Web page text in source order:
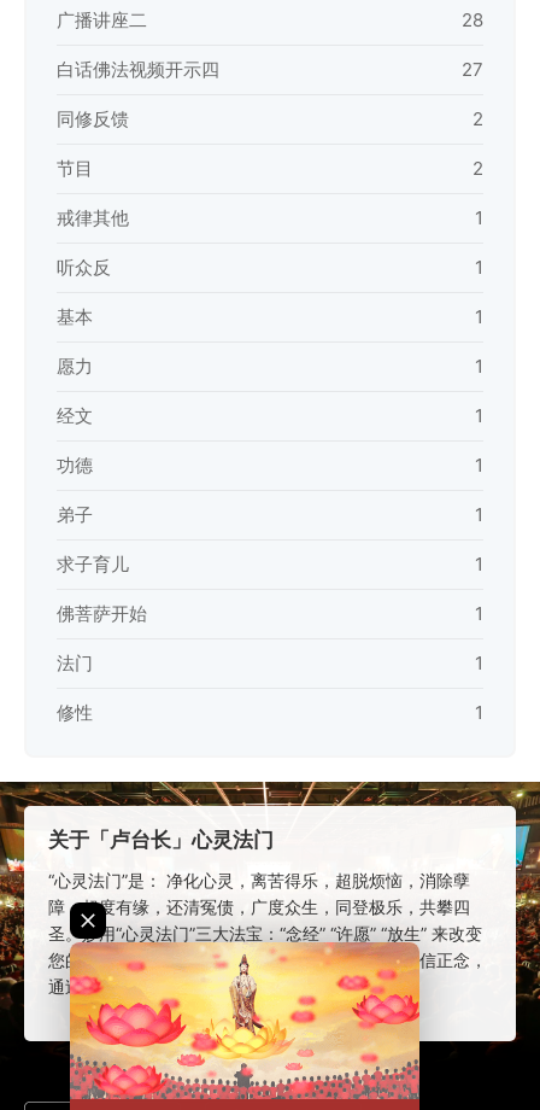
广播讲座二 28
白话佛法视频开示四 27
同修反馈 2
节目 2
戒律其他 1
听众反 1
基本 1
愿力 1
经文 1
功德 1
弟子 1
求子育儿 1
佛菩萨开始 1
法门 1
修性 1
关于「卢台长」心灵法门
“心灵法门”是： 净化心灵，离苦得乐，超脱烦恼，消除孽
障，超度有缘，还清冤债，广度众生，同登极乐，共攀四
圣。妙用“心灵法门”三大法宝：“念经” “许愿” “放生” 来改变
您的命运。 “卢台长”的 “心灵法门”，让信众树立正信正念，
通过学习读诵正统佛教经文来解决生活中的困难。